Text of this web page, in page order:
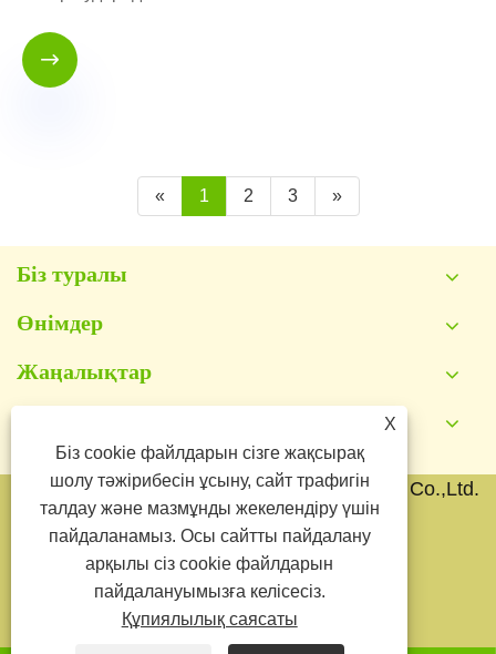

« 1 2 3 »
Біз туралы
Өнімдер
Жаңалықтар
Copyright © 2026 Yongkang Jianyang Metal Co.,Ltd.
Барлық құқықтар қорғалған.
Links
Sitemap RSS
Құпиялылық саясаты
X
Біз cookie файлдарын сізге жақсырақ
шолу тәжірибесін ұсыну, сайт трафигін
талдау және мазмұнды жекелендіру үшін
пайдаланамыз. Осы сайтты пайдалану
арқылы сіз cookie файлдарын
пайдалануымызға келісесіз.
Құпиялылық саясаты